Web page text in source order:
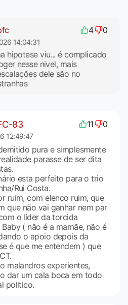
4 0
14:04:31
hipotese viu... é complicado
nesse nivel, mais
dele são no
83 11 0
12:49:47
pura e simplesmente
parasse de ser dita
esta perfeito para o trio
Rui Costa.
ruim, com elenco ruim, que
que não vai ganhar nem par
o líder da torcida
( não é a mamãe, não é
o apoio depois da
é que me entendem ) que
malandros experientes,
dar um cala boca em todo
politico.